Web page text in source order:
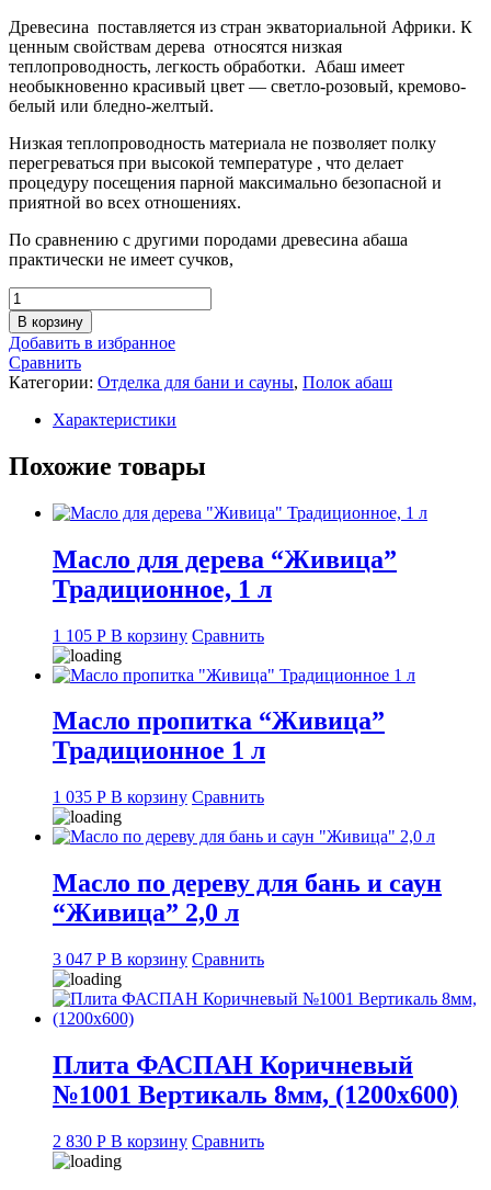
Древесина поставляется из стран экваториальной Африки. К
ценным свойствам дерева относятся низкая
теплопроводность, легкость обработки. Абаш имеет
необыкновенно красивый цвет — светло-розовый, кремово-
белый или бледно-желтый.
Низкая теплопроводность материала не позволяет полку
перегреваться при высокой температуре , что делает
процедуру посещения парной максимально безопасной и
приятной во всех отношениях.
По сравнению с другими породами древесина абаша
практически не имеет сучков,
Количество
товара
Полок
абаш
(Африка),
26х95
мм.,
2,45
м.
В корзину
Добавить в избранное
Сравнить
Категории: Отделка для бани и сауны, Полок абаш
Характеристики
Похожие товары
Масло для дерева “Живица”
Традиционное, 1 л
1 105 Р В корзину Сравнить
Масло пропитка “Живица”
Традиционное 1 л
1 035 Р В корзину Сравнить
Масло по дереву для бань и саун
“Живица” 2,0 л
3 047 Р В корзину Сравнить
Плита ФАСПАН Коричневый
№1001 Вертикаль 8мм, (1200х600)
2 830 Р В корзину Сравнить